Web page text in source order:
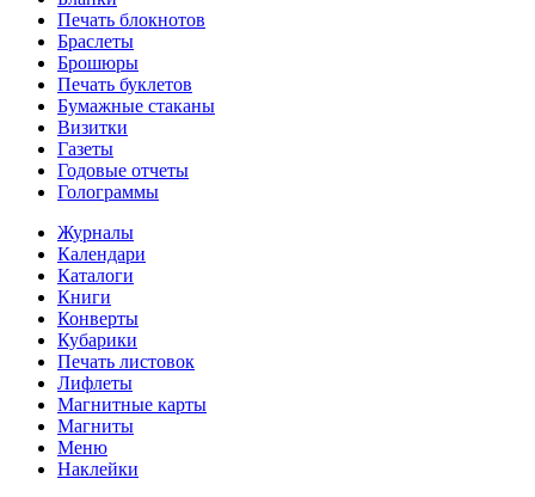
Печать блокнотов
Браслеты
Брошюры
Печать буклетов
Бумажные стаканы
Визитки
Газеты
Годовые отчеты
Голограммы
Журналы
Календари
Каталоги
Книги
Конверты
Кубарики
Печать листовок
Лифлеты
Магнитные карты
Магниты
Меню
Наклейки